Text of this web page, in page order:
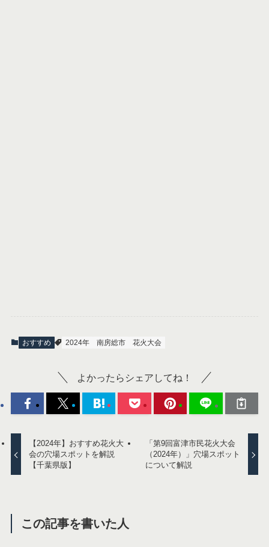
おすすめ 2024年 南房総市 花火大会
よかったらシェアしてね！
【2024年】おすすめ花火大
会の穴場スポットを解説
【千葉県版】
「第9回富津市民花火大会
（2024年）」穴場スポット
について解説
この記事を書いた人